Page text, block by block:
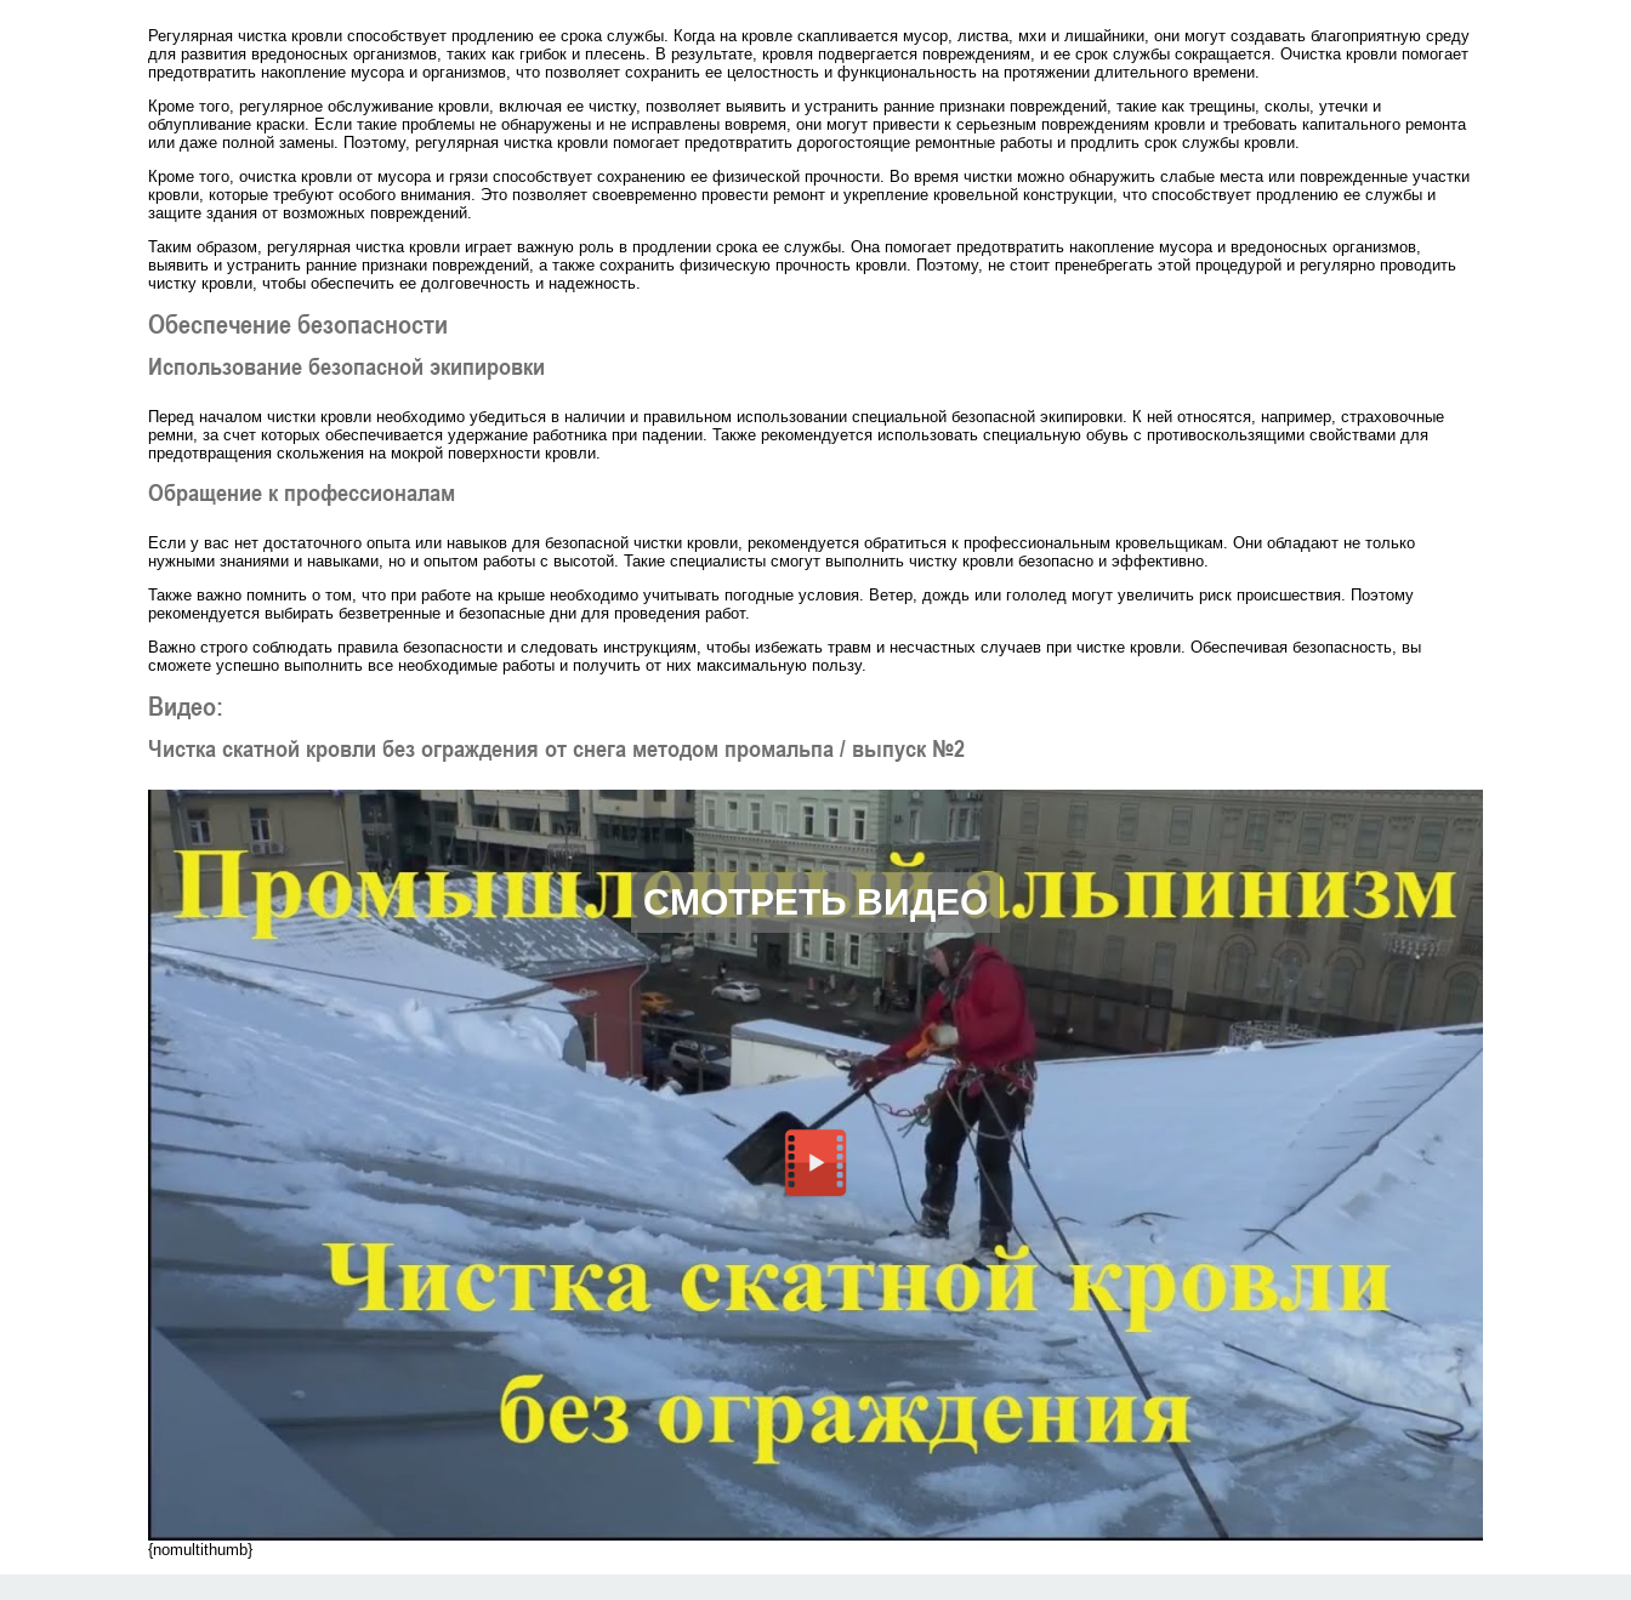
Регулярная чистка кровли способствует продлению ее срока службы. Когда на кровле скапливается мусор, листва, мхи и лишайники, они могут создавать благоприятную среду
для развития вредоносных организмов, таких как грибок и плесень. В результате, кровля подвергается повреждениям, и ее срок службы сокращается. Очистка кровли помогает
предотвратить накопление мусора и организмов, что позволяет сохранить ее целостность и функциональность на протяжении длительного времени.
Кроме того, регулярное обслуживание кровли, включая ее чистку, позволяет выявить и устранить ранние признаки повреждений, такие как трещины, сколы, утечки и
облупливание краски. Если такие проблемы не обнаружены и не исправлены вовремя, они могут привести к серьезным повреждениям кровли и требовать капитального ремонта
или даже полной замены. Поэтому, регулярная чистка кровли помогает предотвратить дорогостоящие ремонтные работы и продлить срок службы кровли.
Кроме того, очистка кровли от мусора и грязи способствует сохранению ее физической прочности. Во время чистки можно обнаружить слабые места или поврежденные участки
кровли, которые требуют особого внимания. Это позволяет своевременно провести ремонт и укрепление кровельной конструкции, что способствует продлению ее службы и
защите здания от возможных повреждений.
Таким образом, регулярная чистка кровли играет важную роль в продлении срока ее службы. Она помогает предотвратить накопление мусора и вредоносных организмов,
выявить и устранить ранние признаки повреждений, а также сохранить физическую прочность кровли. Поэтому, не стоит пренебрегать этой процедурой и регулярно проводить
чистку кровли, чтобы обеспечить ее долговечность и надежность.
Обеспечение безопасности
Использование безопасной экипировки
Перед началом чистки кровли необходимо убедиться в наличии и правильном использовании специальной безопасной экипировки. К ней относятся, например, страховочные
ремни, за счет которых обеспечивается удержание работника при падении. Также рекомендуется использовать специальную обувь с противоскользящими свойствами для
предотвращения скольжения на мокрой поверхности кровли.
Обращение к профессионалам
Если у вас нет достаточного опыта или навыков для безопасной чистки кровли, рекомендуется обратиться к профессиональным кровельщикам. Они обладают не только
нужными знаниями и навыками, но и опытом работы с высотой. Такие специалисты смогут выполнить чистку кровли безопасно и эффективно.
Также важно помнить о том, что при работе на крыше необходимо учитывать погодные условия. Ветер, дождь или гололед могут увеличить риск происшествия. Поэтому
рекомендуется выбирать безветренные и безопасные дни для проведения работ.
Важно строго соблюдать правила безопасности и следовать инструкциям, чтобы избежать травм и несчастных случаев при чистке кровли. Обеспечивая безопасность, вы
сможете успешно выполнить все необходимые работы и получить от них максимальную пользу.
Видео:
Чистка скатной кровли без ограждения от снега методом промальпа / выпуск №2
СМОТРЕТЬ ВИДЕО
{nomultithumb}